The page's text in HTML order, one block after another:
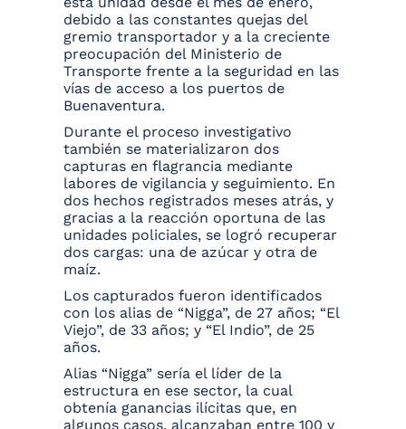
debido a las constantes quejas del
gremio transportador y a la creciente
preocupación del Ministerio de
Transporte frente a la seguridad en las
vías de acceso a los puertos de
Buenaventura.
Durante el proceso investigativo
también se materializaron dos
capturas en flagrancia mediante
labores de vigilancia y seguimiento. En
dos hechos registrados meses atrás, y
gracias a la reacción oportuna de las
unidades policiales, se logró recuperar
dos cargas: una de azúcar y otra de
maíz.
Los capturados fueron identificados
con los alias de “Nigga”, de 27 años; “El
Viejo”, de 33 años; y “El Indio”, de 25
años.
Alias “Nigga” sería el líder de la
estructura en ese sector, la cual
obtenía ganancias ilícitas que, en
algunos casos, alcanzaban entre 100 y